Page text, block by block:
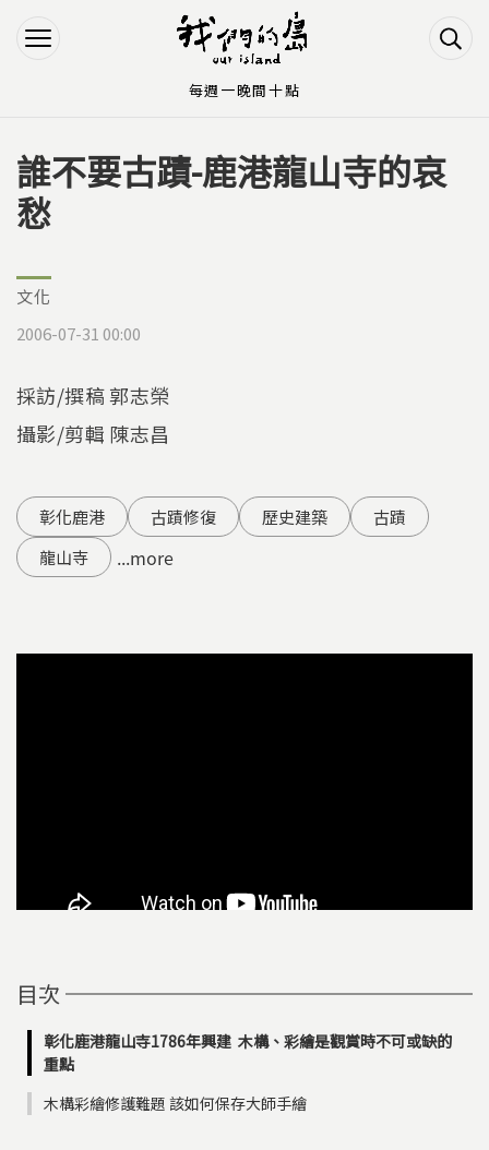
Jump to Navigation
Jump to Main content
您在這裡
誰不要古蹟-鹿港龍山寺的哀
愁
文化
2006-07-31 00:00
採訪/撰稿 郭志榮
攝影/剪輯 陳志昌
彰化鹿港 古蹟修復 歷史建築
古蹟
龍山寺
...more
目次
彰化鹿港龍山寺1786年興建 木構、彩繪是觀賞時不可或缺的
重點
木構彩繪修護難題 該如何保存大師手繪
每週一晚間十點